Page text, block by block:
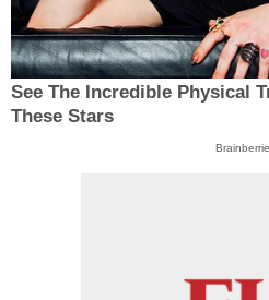
See The Incredible Physical
These Stars